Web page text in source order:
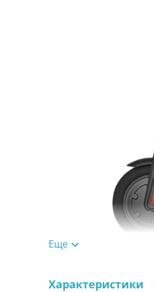
Еще 
Характеристики